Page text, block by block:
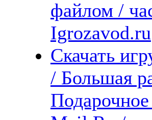
файлом /
Igrozavod.ru
Скачать
/ Большая